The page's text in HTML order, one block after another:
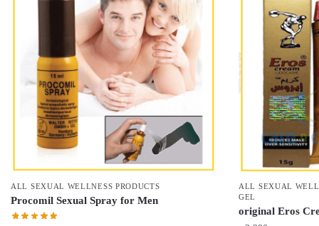
ALL SEXUAL WELLNESS PRODUCTS
Procomil Sexual Spray for Men
ALL SEXUAL
GEL
original Eros